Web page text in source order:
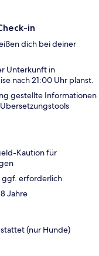
in
dich bei deiner
Unterkunft in
nach 21:00 Uhr planst.
gestellte Informationen
Kaution für
ggf. erforderlich
Jahre
(nur Hunde)